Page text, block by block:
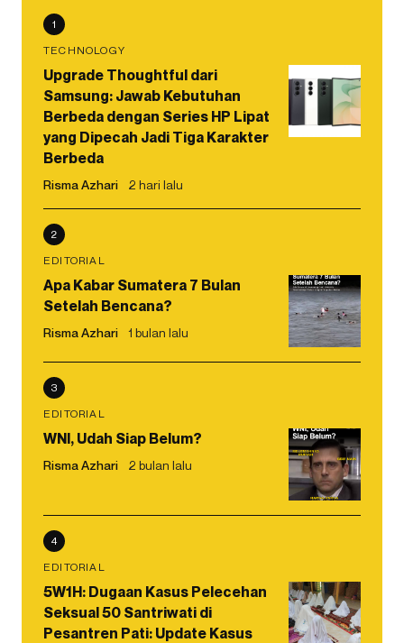
1
TECHNOLOGY
Upgrade Thoughtful dari
Samsung: Jawab Kebutuhan
Berbeda dengan Series HP Lipat
yang Dipecah Jadi Tiga Karakter
Berbeda
Risma Azhari 2 hari lalu
2
EDITORIAL
Apa Kabar Sumatera 7 Bulan
Setelah Bencana?
Risma Azhari 1 bulan lalu
3
EDITORIAL
WNI, Udah Siap Belum?
Risma Azhari 2 bulan lalu
4
EDITORIAL
5W1H: Dugaan Kasus Pelecehan
Seksual 50 Santriwati di
Pesantren Pati: Update Kasus